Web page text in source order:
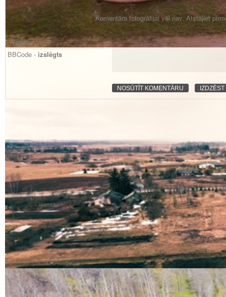
Komentāra fotogrāfijai vēl nav. Atstājiet
BBCode - izslēgts